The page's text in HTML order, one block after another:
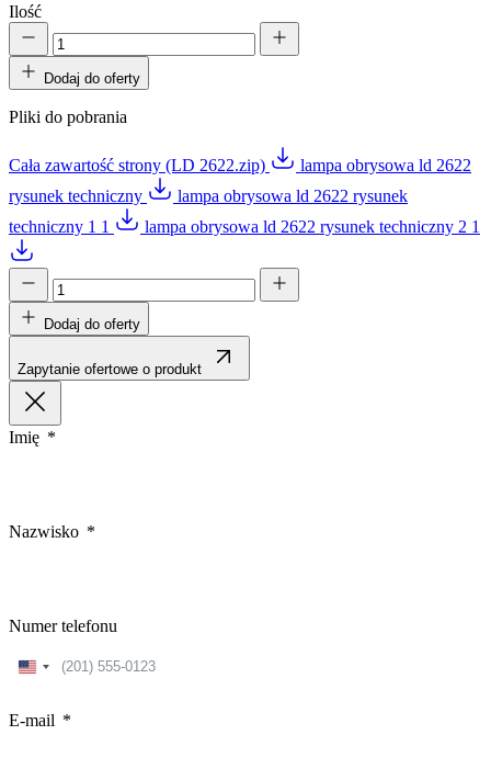
Ilość
Dodaj do oferty
Pliki do pobrania
Cała zawartość strony (LD 2622.zip)
lampa obrysowa ld 2622
rysunek techniczny
lampa obrysowa ld 2622 rysunek
techniczny 1 1
lampa obrysowa ld 2622 rysunek techniczny 2 1
Dodaj do oferty
Zapytanie ofertowe o produkt
Imię
Nazwisko
Numer telefonu
United
E-mail